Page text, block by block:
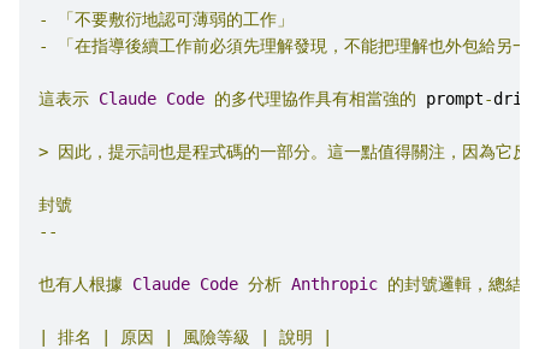
-
「不要敷衍地認可薄弱的工作」
-
「在指導後續工作前必須先理解發現，不能把理解也外包給另一
這表示 Claude Code 的多代理協作具有相當強的 prompt-
> 因此，提示詞也是程式碼的一部分。這一點值得關注，因為它反
封號
--
也有人根據 Claude Code 分析 Anthropic 的封號邏輯，總結
排名 原因 風險等級 說明